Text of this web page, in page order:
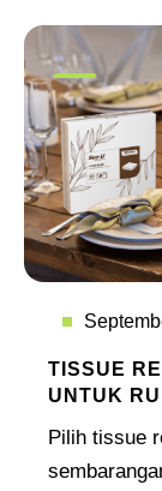
TISSUE
UNTUK
Pilih tissue